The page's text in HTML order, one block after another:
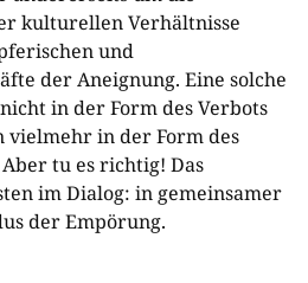
kulturellen Verhältnisse
und
der Aneignung. Eine solche
in der Form des Verbots
in der Form des
tu es richtig! Das
im Dialog: in gemeinsamer
der Empörung.